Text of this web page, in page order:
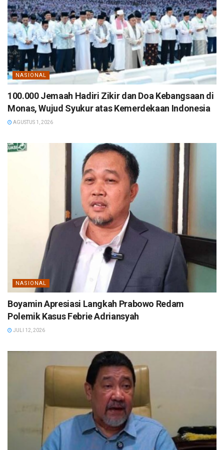
NASIONAL
100.000 Jemaah Hadiri Zikir dan Doa Kebangsaan di
Monas, Wujud Syukur atas Kemerdekaan Indonesia
AGUSTUS 1, 2026
NASIONAL
Boyamin Apresiasi Langkah Prabowo Redam
Polemik Kasus Febrie Adriansyah
JULI 12, 2026